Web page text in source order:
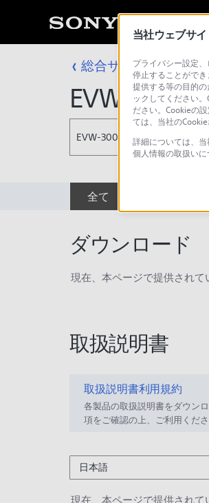
総合サポート・お問
EVW-
EVW-300CASE
全て
ダウンロード
現在、本ページで提供されて
取扱説明書
取扱説明書利用規約
各製品の取扱説明書をダウン
項をご確認の上、ご利用くださ
日本語
現在、本ページで提供されて
当社ウェブサ
プライバシー設定
停止することがで
提供する等の目的
ックしてください
ださい。Cookieの
ては、当社の
詳細については、当
個人情報の取扱いに